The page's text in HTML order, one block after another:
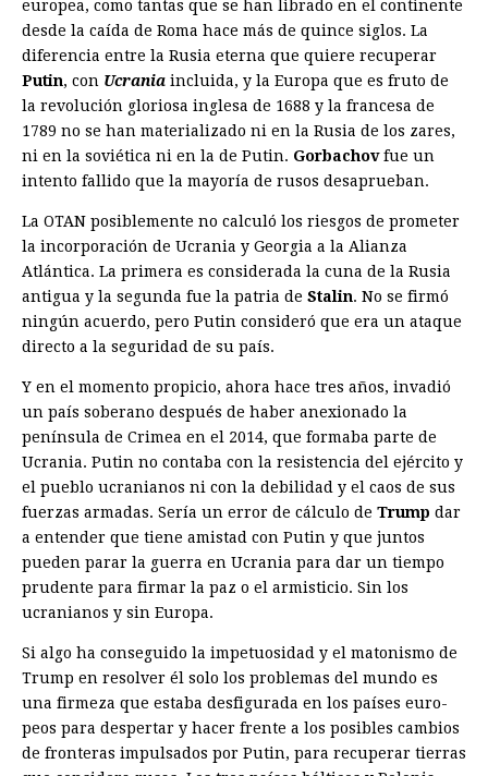
europea, como tantas que se han librado en el continente
desde la caída de Roma hace más de quince siglos. La
diferencia entre la Rusia eterna que quiere recuperar
Putin, con Ucrania incluida, y la Europa que es fruto de
la revolución gloriosa inglesa de 1688 y la francesa de
1789 no se han materializado ni en la Rusia de los zares,
ni en la soviética ni en la de Putin. Gorbachovfue un
intento fallido que la mayoría de rusos desaprueban.
La OTAN posiblemente no calculó los riesgos de prometer
la incorporación de Ucrania y Georgia a la Alianza
Atlántica. La primera es considerada la cuna de la Rusia
antigua y la segunda fue la patria de Stalin. No se firmó
ningún acuerdo, pero Putin consideró que era un ataque
directo a la seguridad de su país.
Y en el momento propicio, ahora hace tres años, invadió
un país soberano después de haber anexionado la
península de Crimea en el 2014, que formaba parte de
Ucrania. Putin no contaba con la resistencia del ejército y
el pueblo ucranianos ni con la debilidad y el caos de sus
fuerzas armadas. Sería un error de cálculo de Trump dar
a entender que tiene amistad con Putin y que juntos
pueden parar la guerra en Ucrania para dar un tiempo
prudente para firmar la paz o el armisticio. Sin los
ucranianos y sin Europa.
Si algo ha conseguido la impetuosidad y el matonismo de
Trump en resolver él solo los problemas del mundo es
una firmeza que estaba desfigurada en los países euro­
peos para despertar y hacer frente a los posibles cambios
de fronteras impulsados por Putin, para recuperar tierras